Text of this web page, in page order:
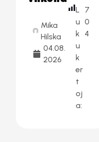
Mika
Hilska
04.08.
2026
L
u
k
u
k
er
t
oj
a:
7
0
4